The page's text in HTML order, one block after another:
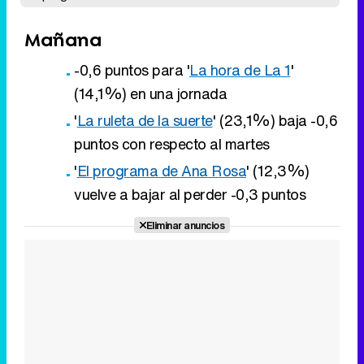
puntos con respecto al martes
El programa de Ana Rosa
' (12,3%)
vuelve a bajar al perder -0,3 puntos
Eliminar anuncios